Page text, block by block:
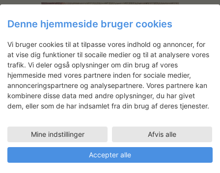
Annette Andresen: Skyggen af
en knipling
Denne hjemmeside bruger cookies
Vi bruger cookies til at tilpasse vores indhold og annoncer, for
at vise dig funktioner til socaile medier og til at analysere vores
trafik. Vi deler også oplysninger om din brug af vores
hjemmeside med vores partnere inden for sociale medier,
annonceringspartnere og analysepartnere. Vores partnere kan
kombinere disse data med andre oplysninger, du har givet
dem, eller som de har indsamlet fra din brug af deres tjenester.
Mine indstillinger Afvis alle
Accepter alle